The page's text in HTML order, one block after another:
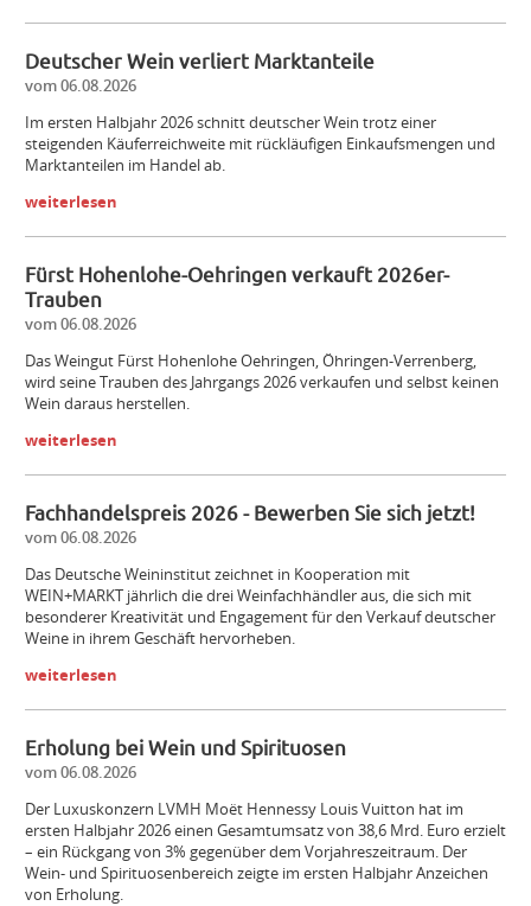
Deutscher Wein verliert Marktanteile
vom 06.08.2026
Im ersten Halbjahr 2026 schnitt deutscher Wein trotz einer
steigenden Käuferreichweite mit rückläufigen Einkaufsmengen und
Marktanteilen im Handel ab.
weiterlesen
Fürst Hohenlohe-Oehringen verkauft 2026er-
Trauben
vom 06.08.2026
Das Weingut Fürst Hohenlohe Oehringen, Öhringen-­Verrenberg,
wird seine Trauben des Jahrgangs 2026 verkaufen und selbst keinen
Wein daraus herstellen.
weiterlesen
Fachhandelspreis 2026 - Bewerben Sie sich jetzt!
vom 06.08.2026
Das Deutsche Weininstitut zeichnet in Kooperation mit
WEIN+MARKT jährlich die drei Weinfachhändler aus, die sich mit
besonderer Kreativität und Engagement für den Verkauf deutscher
Weine in ihrem Geschäft hervorheben.
weiterlesen
Erholung bei Wein und Spirituosen
vom 06.08.2026
Der Luxuskonzern LVMH Moët Hennessy Louis Vuitton hat im
ersten Halbjahr 2026 einen Gesamtumsatz von 38,6 Mrd. Euro erzielt
– ein Rückgang von 3% gegenüber dem Vorjahreszeitraum. Der
Wein- und Spirituosenbereich zeigte im ersten Halbjahr Anzeichen
von Erholung.